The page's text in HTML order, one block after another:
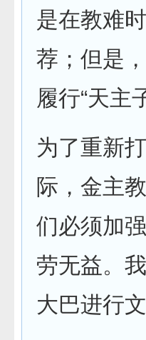
是在教难
荐；但是
履行“天主
为了重新
际，金主
们必须加
劳无益。
大巴进行